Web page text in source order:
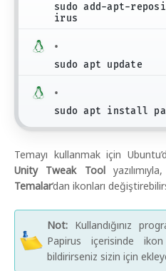
sudo add-apt-
irus
sudo apt update
sudo apt install
Temayı kullanmak için
Unity Tweak Tool
Temalar’dan ikonları
Not: Kullandığınız
Papirus içerisinde
bildirirseniz sizin için